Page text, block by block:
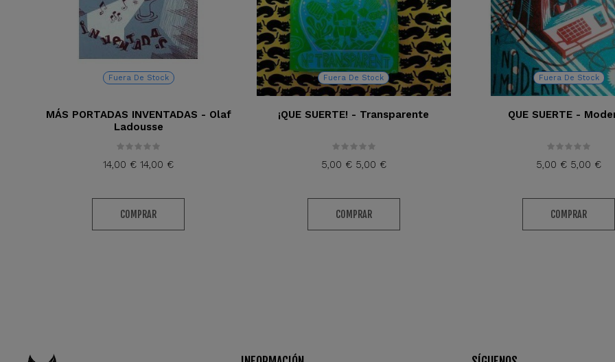
Fuera De Stock
MÁS PORTADAS INVENTADAS - Olaf
Ladousse
14,00 € 14,00 €
COMPRAR
Fuera De Stock
¡QUE SUERTE! - Transparente
5,00 € 5,00 €
COMPRAR
Fuera De Stock
QUE SUERTE -
5,00 € 5,00 €
COMPRAR